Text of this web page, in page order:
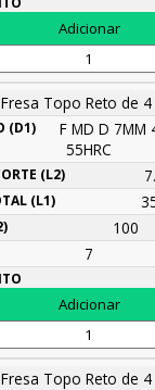
Fresa Topo Reto de 4
F MD D 7MM
55HRC
100
7
Fresa Topo Reto de 4